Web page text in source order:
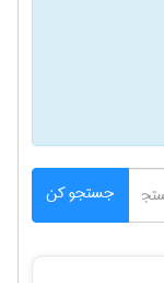
جستجو کن